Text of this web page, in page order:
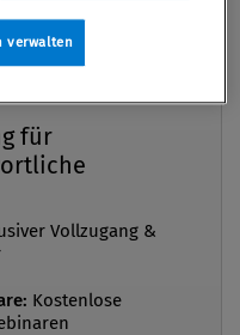
Praxis
das neue Lohn-
(LSD-BG) in
– und vor allem im
für
Vollzugang &
Kostenlose
verwalten